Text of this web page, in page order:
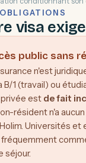
visa exige
public sans
n'est
B/1 (travail) ou
est de fait
résident n'a
Universités et
séjour.